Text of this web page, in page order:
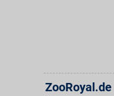
ZooRoyal.de